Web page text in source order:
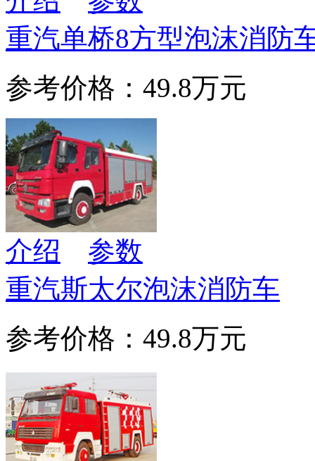
重汽单桥8方型泡沫消防
参考价格：49.8万元
介绍
参数
重汽斯太尔泡沫消防车
参考价格：49.8万元